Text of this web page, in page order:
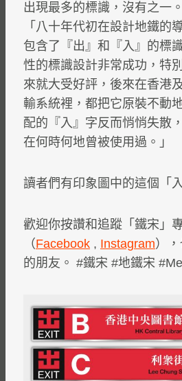
出現最多的標識，沒有之一
「八十年代初在設計地鐵的
包含了『出』和『入』的標
性的標識設計非常成功，特
來就大受好評，後來在香港
輸系統裡，都把它原裝不動
配的『入』字反而悄悄失散
在何時何地曾被使用過。」
讀者們有印象圖中的這個「
歡迎你按讚和追蹤「鐵宋」
（Facebook , Instagram）
的朋友。 #鐵宋 #地鐵宋